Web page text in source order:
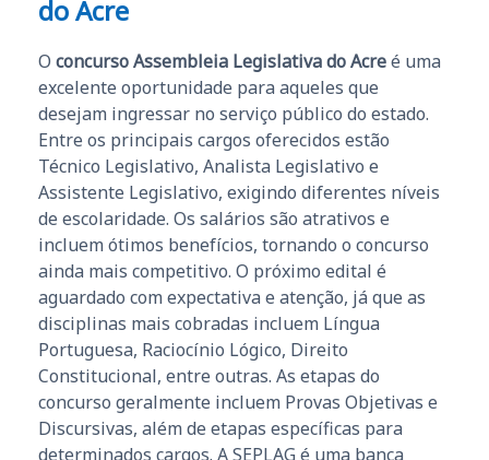
do Acre
O concurso Assembleia Legislativa do Acreé uma
excelente oportunidade para aqueles que
desejam ingressar no serviço público do estado.
Entre os principais cargos oferecidos estão
Técnico Legislativo, Analista Legislativo e
Assistente Legislativo, exigindo diferentes níveis
de escolaridade. Os salários são atrativos e
incluem ótimos benefícios, tornando o concurso
ainda mais competitivo. O próximo edital é
aguardado com expectativa e atenção, já que as
disciplinas mais cobradas incluem Língua
Portuguesa, Raciocínio Lógico, Direito
Constitucional, entre outras. As etapas do
concurso geralmente incluem Provas Objetivas e
Discursivas, além de etapas específicas para
determinados cargos. A SEPLAG é uma banca